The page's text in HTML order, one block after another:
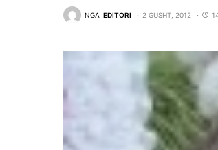
NGA EDITORI 2 GUSHT, 2012